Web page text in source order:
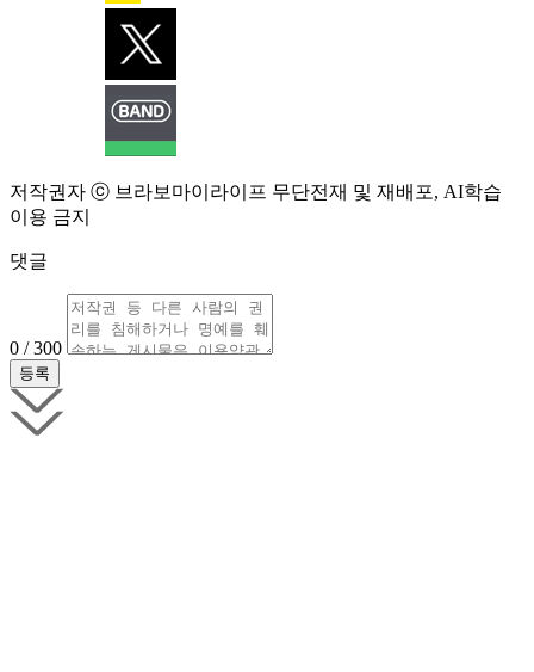
저작권자 ⓒ 브라보마이라이프 무단전재 및 재배포, AI학습
이용 금지
댓글
0 / 300